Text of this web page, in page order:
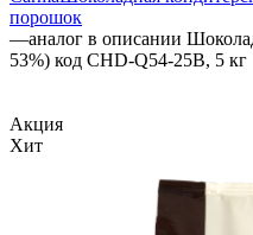
порошок
—аналог в описании
53%) код CHD-Q54-25B, 5 кг
Акция
Хит